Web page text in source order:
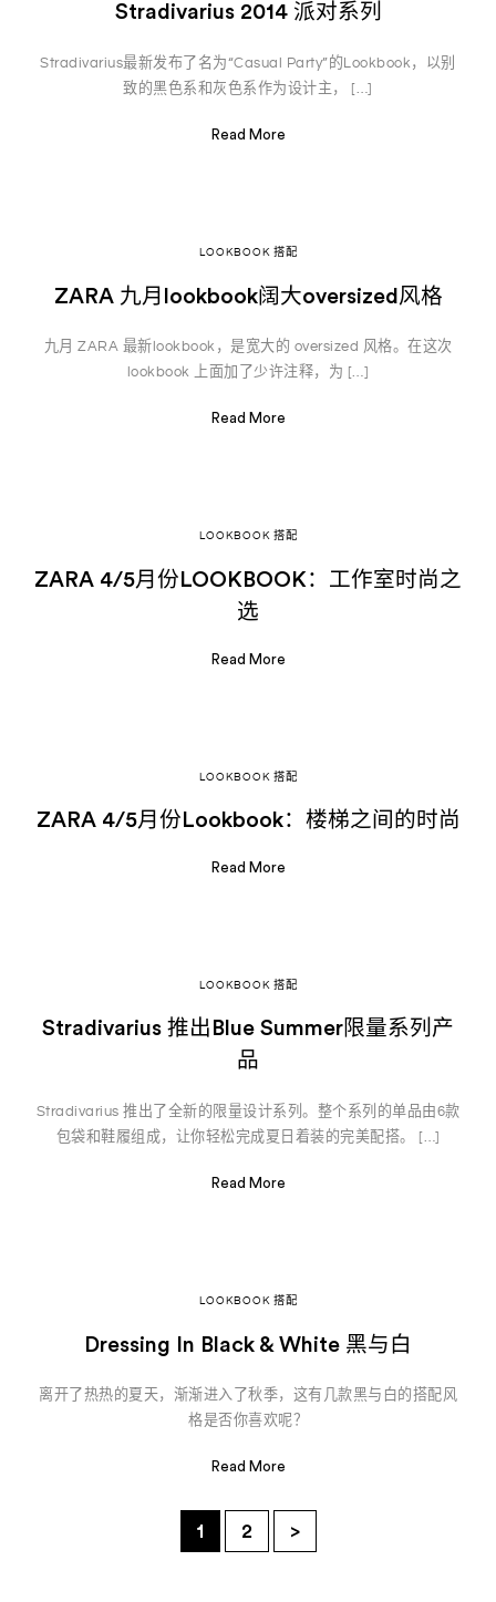
Stradivarius 2014 派对系列
Stradivarius最新发布了名为“Casual Party”的Lookbook，以别
致的黑色系和灰色系作为设计主， […]
Read More
LOOKBOOK 搭配
ZARA 九月lookbook阔大oversized风格
九月 ZARA 最新lookbook，是宽大的 oversized 风格。在这次
lookbook 上面加了少许注释，为 […]
Read More
LOOKBOOK 搭配
ZARA 4/5月份LOOKBOOK：工作室时尚之
选
Read More
LOOKBOOK 搭配
ZARA 4/5月份Lookbook：楼梯之间的时尚
Read More
LOOKBOOK 搭配
Stradivarius 推出Blue Summer限量系列产
品
Stradivarius 推出了全新的限量设计系列。整个系列的单品由6款
包袋和鞋履组成，让你轻松完成夏日着装的完美配搭。 […]
Read More
LOOKBOOK 搭配
Dressing In Black & White 黑与白
离开了热热的夏天，渐渐进入了秋季，这有几款黑与白的搭配风
格是否你喜欢呢？
Read More
1 2 >